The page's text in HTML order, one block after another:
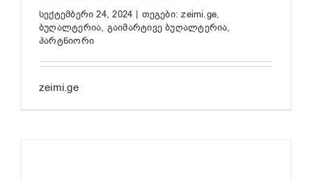
სექტემბერი 24, 2024 | თეგები:zeimi.ge,
ბუღალტერია, გაიმარტივე ბუღალტერია,
პარტნიორი
zeimi.ge